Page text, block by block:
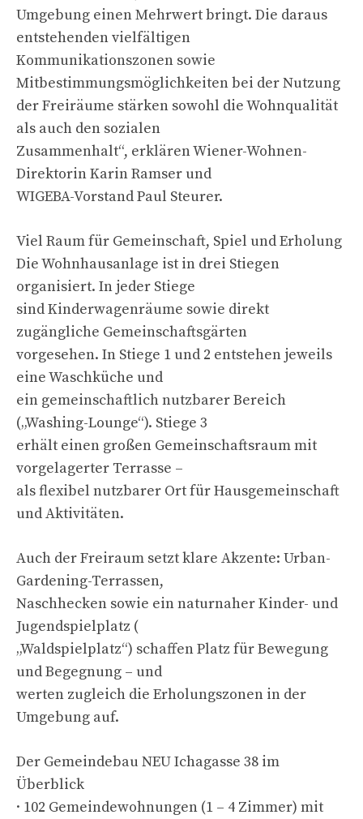
Umgebung einen Mehrwert bringt. Die daraus
entstehenden vielfältigen
Kommunikationszonen sowie
Mitbestimmungsmöglichkeiten bei der Nutzung
der Freiräume stärken sowohl die Wohnqualität
als auch den sozialen
Zusammenhalt“, erklären Wiener-Wohnen-
Direktorin Karin Ramser und
WIGEBA-Vorstand Paul Steurer.
Viel Raum für Gemeinschaft, Spiel und Erholung
Die Wohnhausanlage ist in drei Stiegen
organisiert. In jeder Stiege
sind Kinderwagenräume sowie direkt
zugängliche Gemeinschaftsgärten
vorgesehen. In Stiege 1 und 2 entstehen jeweils
eine Waschküche und
ein gemeinschaftlich nutzbarer Bereich
(„Washing-Lounge“). Stiege 3
erhält einen großen Gemeinschaftsraum mit
vorgelagerter Terrasse –
als flexibel nutzbarer Ort für Hausgemeinschaft
und Aktivitäten.
Auch der Freiraum setzt klare Akzente: Urban-
Gardening-Terrassen,
Naschhecken sowie ein naturnaher Kinder- und
Jugendspielplatz (
„Waldspielplatz“) schaffen Platz für Bewegung
und Begegnung – und
werten zugleich die Erholungszonen in der
Umgebung auf.
Der Gemeindebau NEU Ichagasse 38 im
Überblick
· 102 Gemeindewohnungen (1 – 4 Zimmer) mit